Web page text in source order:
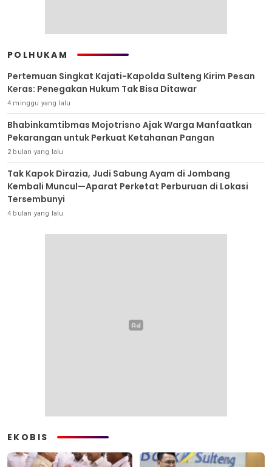
POLHUKAM
Pertemuan Singkat Kajati-Kapolda Sulteng Kirim Pesan
Keras: Penegakan Hukum Tak Bisa Ditawar
4 minggu yang lalu
Bhabinkamtibmas Mojotrisno Ajak Warga Manfaatkan
Pekarangan untuk Perkuat Ketahanan Pangan
2 bulan yang lalu
Tak Kapok Dirazia, Judi Sabung Ayam di Jombang
Kembali Muncul—Aparat Perketat Perburuan di Lokasi
Tersembunyi
4 bulan yang lalu
EKOBIS